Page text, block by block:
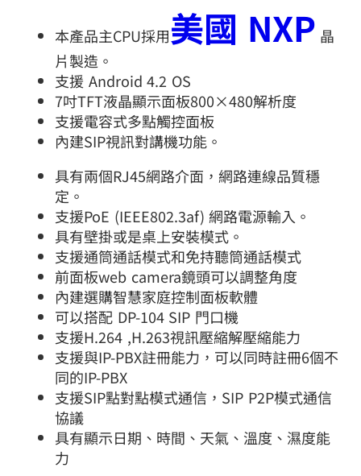
本產品主CPU採用美國 NXP 晶
片製造。
支援 Android 4.2 OS
7吋TFT液晶顯示面板800×480解析度
支援電容式多點觸控面板
內建SIP視訊對講機功能。
具有兩個RJ45網路介面，網路連線品質穩
定。
支援PoE (IEEE802.3af) 網路電源輸入。
具有壁掛或是桌上安裝模式。
支援通筒通話模式和免持聽筒通話模式
前面板web camera鏡頭可以調整角度
內建選購智慧家庭控制面板軟體
可以搭配 DP-104 SIP 門口機
支援H.264 ,H.263視訊壓縮解壓縮能力
支援與IP-PBX註冊能力，可以同時註冊6個不
同的IP-PBX
支援SIP點對點模式通信，SIP P2P模式通信
協議
具有顯示日期、時間、天氣、溫度、濕度能
力